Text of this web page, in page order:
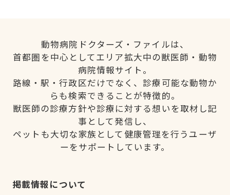
動物病院ドクターズ・ファイルは、
首都圏を中心としてエリア拡大中の獣医師・動物
病院情報サイト。
路線・駅・行政区だけでなく、診療可能な動物か
らも検索できることが特徴的。
獣医師の診療方針や診療に対する想いを取材し記
事として発信し、
ペットも大切な家族として健康管理を行うユーザ
ーをサポートしています。
掲載情報について